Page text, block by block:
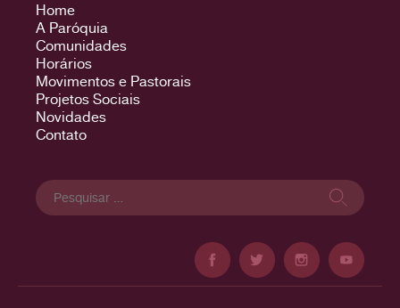
Home
A Paróquia
Comunidades
Horários
Movimentos e Pastorais
Projetos Sociais
Novidades
Contato
Pesquisar
por: